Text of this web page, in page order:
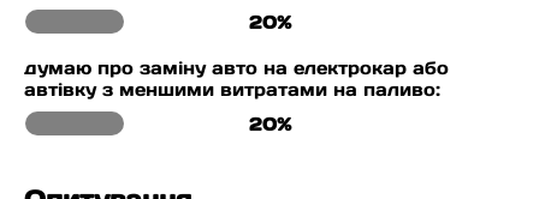
20%
думаю про заміну авто на електрокар або
автівку з меншими витратами на паливо:
20%